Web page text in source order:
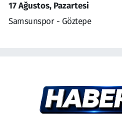
17 Ağustos, Pazartesi
Samsunspor - Göztepe